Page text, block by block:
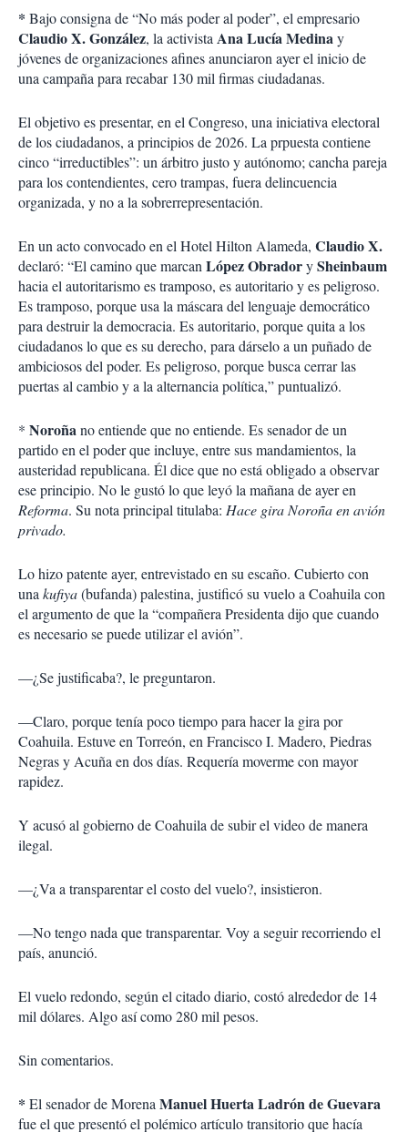
* Bajo consigna de “No más poder al poder”, el empresario
Claudio X. González, la activista Ana Lucía Medinay
jóvenes de organizaciones afines anunciaron ayer el inicio de
una campaña para recabar 130 mil firmas ciudadanas.
El objetivo es presentar, en el Congreso, una iniciativa electoral
de los ciudadanos, a principios de 2026. La prpuesta contiene
cinco “irreductibles”: un árbitro justo y autónomo; cancha pareja
para los contendientes, cero trampas, fuera delincuencia
organizada, y no a la sobrerrepresentación.
En un acto convocado en el Hotel Hilton Alameda, Claudio X.
declaró: “El camino que marcan López ObradorySheinbaum
hacia el autoritarismo es tramposo, es autoritario y es peligroso.
Es tramposo, porque usa la máscara del lenguaje democrático
para destruir la democracia. Es autoritario, porque quita a los
ciudadanos lo que es su derecho, para dárselo a un puñado de
ambiciosos del poder. Es peligroso, porque busca cerrar las
puertas al cambio y a la alternancia política,” puntualizó.
* Noroñano entiende que no entiende. Es senador de un
partido en el poder que incluye, entre sus mandamientos, la
austeridad republicana. Él dice que no está obligado a observar
ese principio. No le gustó lo que leyó la mañana de ayer en
Reforma. Su nota principal titulaba: Hace gira Noroña en avión
privado.
Lo hizo patente ayer, entrevistado en su escaño. Cubierto con
una kufiya(bufanda) palestina, justificó su vuelo a Coahuila con
el argumento de que la “compañera Presidenta dijo que cuando
es necesario se puede utilizar el avión”.
—¿Se justificaba?, le preguntaron.
—Claro, porque tenía poco tiempo para hacer la gira por
Coahuila. Estuve en Torreón, en Francisco I. Madero, Piedras
Negras y Acuña en dos días. Requería moverme con mayor
rapidez.
Y acusó al gobierno de Coahuila de subir el video de manera
ilegal.
—¿Va a transparentar el costo del vuelo?, insistieron.
—No tengo nada que transparentar. Voy a seguir recorriendo el
país, anunció.
El vuelo redondo, según el citado diario, costó alrededor de 14
mil dólares. Algo así como 280 mil pesos.
Sin comentarios.
* El senador de Morena Manuel Huerta Ladrón de Guevara
fue el que presentó el polémico artículo transitorio que hacía